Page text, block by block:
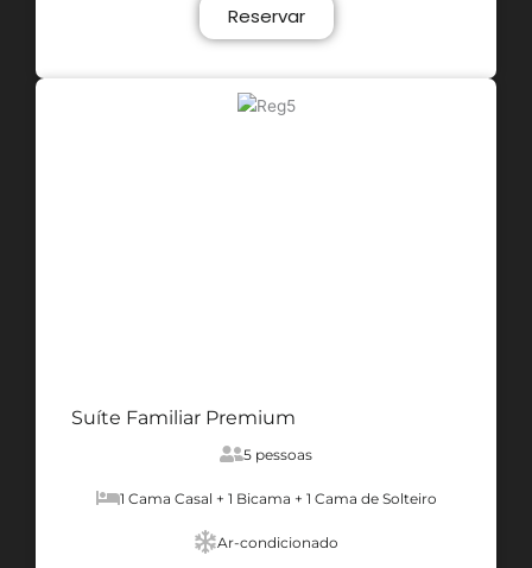
Reservar
Suíte Familiar Premium
5 pessoas
1 Cama Casal + 1 Bicama + 1 Cama de Solteiro
Ar-condicionado